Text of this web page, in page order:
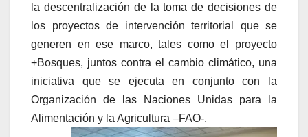
la descentralización de la toma de decisiones de
los proyectos de intervención territorial que se
generen en ese marco, tales como el proyecto
+Bosques, juntos contra el cambio climático, una
iniciativa que se ejecuta en conjunto con la
Organización de las Naciones Unidas para la
Alimentación y la Agricultura –FAO-.